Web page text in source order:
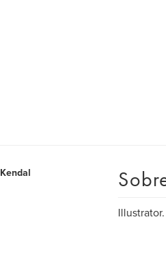
Kendal
Illustrator.